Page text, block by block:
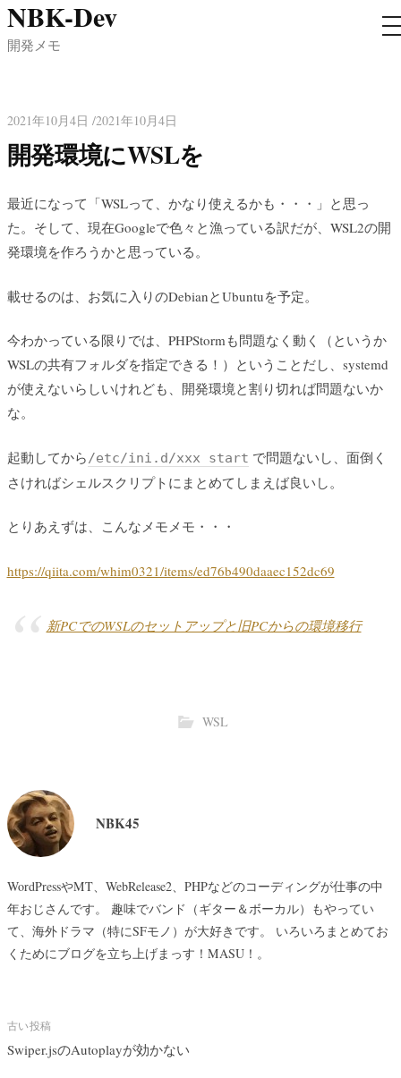
コ
ン
ス
ッ
プ
NBK-Dev
開発メモ
2021年10月4日 /2021年10月4日
開発環境にWSLを
最近になって「WSLって、かなり使えるかも・・・」と思っ
た。そして、現在Googleで色々と漁っている訳だが、WSL2の開
発環境を作ろうかと思っている。
載せるのは、お気に入りのDebianとUbuntuを予定。
今わかっている限りでは、PHPStormも問題なく動く（というか
WSLの共有フォルダを指定できる！）ということだし、systemd
が使えないらしいけれども、開発環境と割り切れば問題ないか
な。
起動してから /etc/ini.d/xxx start で問題ないし、面倒く
さければシェルスクリプトにまとめてしまえば良いし。
とりあえずは、こんなメモメモ・・・
https://qiita.com/whim0321/items/ed76b490daaec152dc69
新PCでのWSLのセットアップと旧PCからの環境移行
WSL
NBK45
WordPressやMT、WebRelease2、PHPなどのコーディングが仕事の中
年おじさんです。 趣味でバンド（ギター＆ボーカル）もやってい
て、海外ドラマ（特にSFモノ）が大好きです。 いろいろまとめてお
くためにブログを立ち上げまっす！MASU！。
投
稿
古い投稿
Swiper.jsのAutoplayが効かない